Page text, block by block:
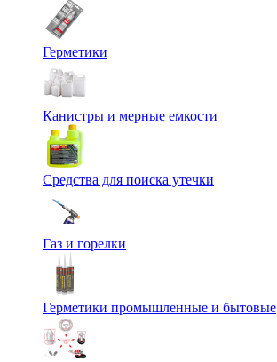
Герметики
Канистры и мерные емкости
Средства для поиска утечки
Газ и горелки
Герметики промышленные и бытовые